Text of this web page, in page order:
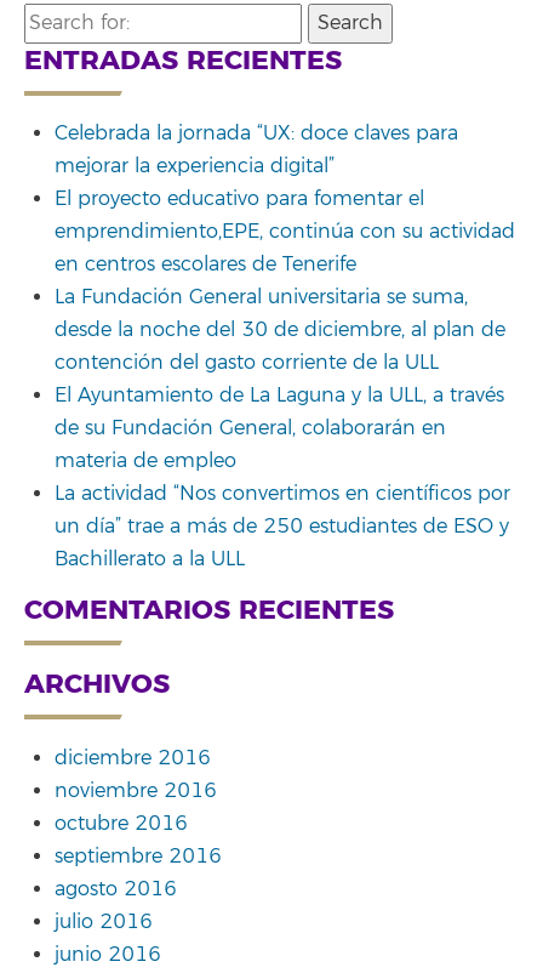
Search
for:
ENTRADAS RECIENTES
Celebrada la jornada “UX: doce claves para
mejorar la experiencia digital”
El proyecto educativo para fomentar el
emprendimiento,EPE, continúa con su actividad
en centros escolares de Tenerife
La Fundación General universitaria se suma,
desde la noche del 30 de diciembre, al plan de
contención del gasto corriente de la ULL
El Ayuntamiento de La Laguna y la ULL, a través
de su Fundación General, colaborarán en
materia de empleo
La actividad “Nos convertimos en científicos por
un día” trae a más de 250 estudiantes de ESO y
Bachillerato a la ULL
COMENTARIOS RECIENTES
ARCHIVOS
diciembre 2016
noviembre 2016
octubre 2016
septiembre 2016
agosto 2016
julio 2016
junio 2016